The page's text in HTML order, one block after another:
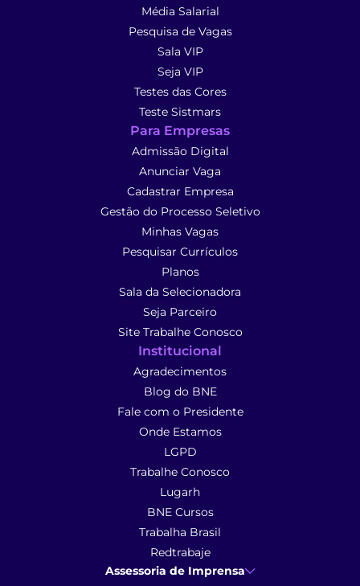
Média Salarial
Pesquisa de Vagas
Sala VIP
Seja VIP
Testes das Cores
Teste Sistmars
Para Empresas
Admissão Digital
Anunciar Vaga
Cadastrar Empresa
Gestão do Processo Seletivo
Minhas Vagas
Pesquisar Currículos
Planos
Sala da Selecionadora
Seja Parceiro
Site Trabalhe Conosco
Institucional
Agradecimentos
Blog do BNE
Fale com o Presidente
Onde Estamos
LGPD
Trabalhe Conosco
Lugarh
BNE Cursos
Trabalha Brasil
Redtrabaje
Assessoria de Imprensa